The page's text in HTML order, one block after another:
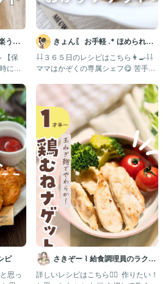
うま
に便
ピ
きょん〖 お手軽 .* ほめられレ
シピ 〗
⇩⇩３６５日のレシピはこちら👩‍🍳⇩⇩
ママはかぞくの専属シェフ😋 苦手な
さきぞー ⌇ 給食調理員のラクう
ま幼児食
詳しいレシピはこちら💁‍♀️ ⁡ 作りたい！